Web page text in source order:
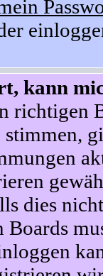
kann
richtigen
stimmen,
dies